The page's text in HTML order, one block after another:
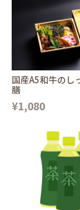
国産A5和牛のし
膳
¥1,080